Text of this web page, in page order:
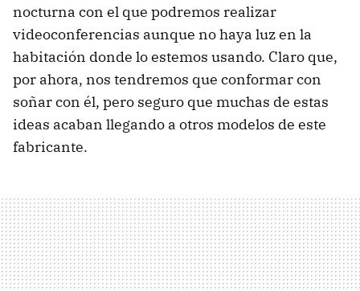
nocturna con el que podremos realizar
videoconferencias aunque no haya luz en la
habitación donde lo estemos usando. Claro que,
por ahora, nos tendremos que conformar con
soñar con él, pero seguro que muchas de estas
ideas acaban llegando a otros modelos de este
fabricante.